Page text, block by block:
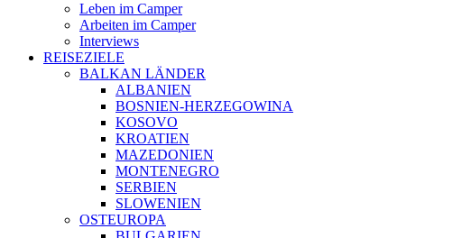
Leben im Camper
Arbeiten im Camper
Interviews
REISEZIELE
BALKAN LÄNDER
ALBANIEN
BOSNIEN-HERZEGOWINA
KOSOVO
KROATIEN
MAZEDONIEN
MONTENEGRO
SERBIEN
SLOWENIEN
OSTEUROPA